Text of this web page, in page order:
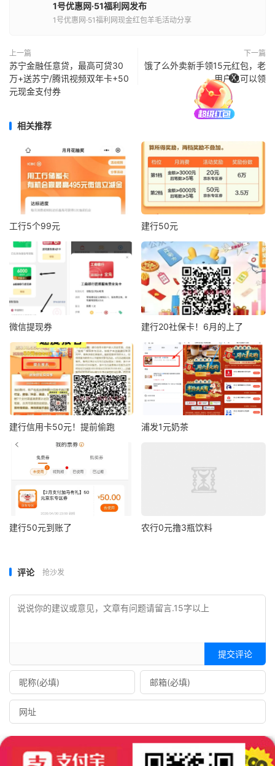
1号优惠网·51福利网发布
1号优惠网·51福利网现金红包羊毛活动分享
上一篇
苏宁金融任意贷，最高可贷30
万+送苏宁/腾讯视频双年卡+50
元现金支付券
下一篇
饿了么外卖新手领15元红包，老
用户也可以领
相关推荐
工行5个99元 建行50元
微信提现券 建行20社保卡！6月的上了
建行信用卡50元！提前偷跑 浦发1元奶茶
建行50元到账了 农行0元撸3瓶饮料
评论 抢沙发
提交评论
X